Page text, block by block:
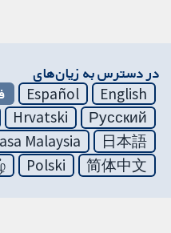
در دسترس به زیان‌های
English
Español
Русский
Hrvatski
日本語
Malaysia
简体中文
Polski